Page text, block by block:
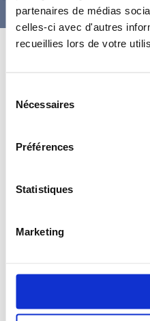
partenaires de médias
celles-ci avec d'autres
recueillies lors de votre
Nécessaires
Préférences
Statistiques
Marketing